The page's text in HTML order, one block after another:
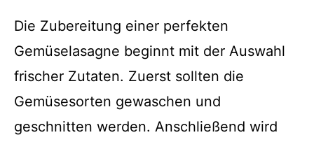
Die Zubereitung einer perfekten
Gemüselasagne beginnt mit der Auswahl
frischer Zutaten. Zuerst sollten die
Gemüsesorten gewaschen und
geschnitten werden. Anschließend wird